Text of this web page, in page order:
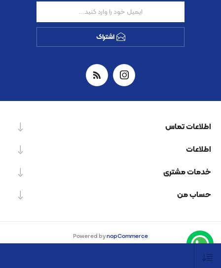
اشتراک
اطلاعات تماس
اطلاعات
خدمات مشتری
حساب من
Powered bynopCommerce
Designed byNop-Templates.com